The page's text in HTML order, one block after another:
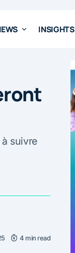
INSIGHTS
suivre
4 min read